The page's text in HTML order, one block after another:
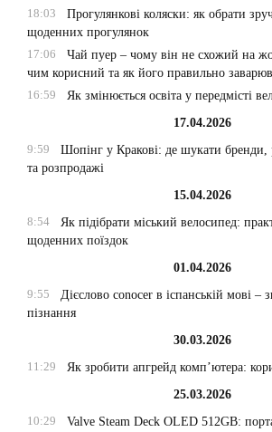
18:03
Прогулянкові коляски: як обрати
щоденних прогулянок
17:06
Чай пуер – чому він не схожий на
чим корисний та як його правильно
16:59
Як змінюється освіта у передмісті
17.04.2026
9:59
Шопінг у Кракові: де шукати бренди,
та розпродажі
15.04.2026
8:54
Як підібрати міський велосипед:
щоденних поїздок
01.04.2026
9:55
Дієслово conocer в іспанській мові –
пізнання
30.03.2026
11:29
Як зробити апгрейд комп’ютера:
25.03.2026
10:29
Valve Steam Deck OLED 512GB: